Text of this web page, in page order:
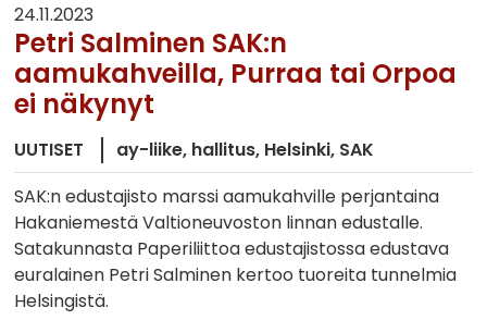
24.11.2023
Petri Salminen SAK:n
aamukahveilla, Purraa tai Orpoa
ei näkynyt
UUTISET ay-liike hallitus Helsinki SAK
SAK:n edustajisto marssi aamukahville perjantaina
Hakaniemestä Valtioneuvoston linnan edustalle.
Satakunnasta Paperiliittoa edustajistossa edustava
euralainen Petri Salminen kertoo tuoreita tunnelmia
Helsingistä.